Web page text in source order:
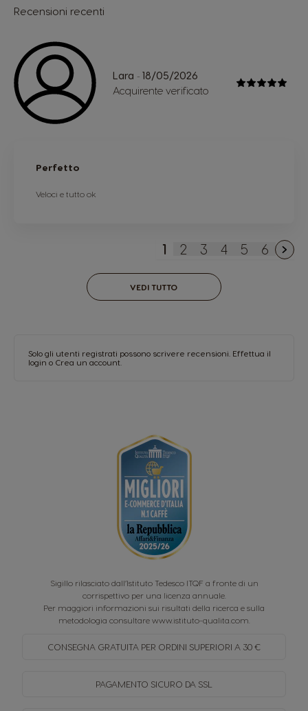
Recensioni recenti
Lara - 18/05/2026
Acquirente verificato
Perfetto
Veloci e tutto ok
Attualmente stai
1 Pagina
2 Pagina
3 Pagina
4 Pagina
5 Pagina
6
VEDI TUTTO
Solo gli utenti registrati possono scrivere recensioni. Effettua il
login o Crea un account
Sigillo rilasciato dall’Istituto Tedesco ITQF a fronte di un
corrispettivo per una licenza annuale.
Per maggiori informazioni sui risultati della ricerca e sulla
metodologia consultare www.istituto-qualita.com
CONSEGNA GRATUITA PER ORDINI SUPERIORI A 30 €
PAGAMENTO SICURO DA SSL